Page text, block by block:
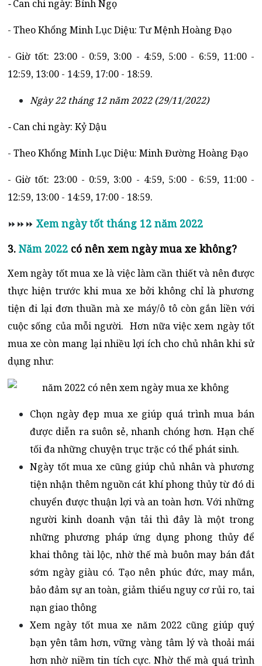
-Can chi ngày: Bính Ngọ
- Theo Khổng Minh Lục Diệu: Tư Mệnh Hoàng Đạo
- Giờ tốt: 23:00 - 0:59, 3:00 - 4:59, 5:00 - 6:59, 11:00 -
12:59, 13:00 - 14:59, 17:00 - 18:59.
Ngày 22 tháng 12 năm 2022 (29/11/2022)
-Can chi ngày: Kỷ Dậu
- Theo Khổng Minh Lục Diệu: Minh Đường Hoàng Đạo
- Giờ tốt: 23:00 - 0:59, 3:00 - 4:59, 5:00 - 6:59, 11:00 -
12:59, 13:00 - 14:59, 17:00 - 18:59.
⏩⏩⏩ Xem ngày tốt tháng 12 năm 2022
3. Năm 2022 có nên xem ngày mua xe không?
Xem ngày tốt mua xe là việc làm cần thiết và nên được
thực hiện trước khi mua xe bởi không chỉ là phương
tiện đi lại đơn thuần mà xe máy/ô tô còn gắn liền với
cuộc sống của mỗi người. Hơn nữa việc xem ngày tốt
mua xe còn mang lại nhiều lợi ích cho chủ nhân khi sử
dụng như:
Chọn ngày đẹp mua xe giúp quá trình mua bán
được diễn ra suôn sẻ, nhanh chóng hơn. Hạn chế
tối đa những chuyện trục trặc có thể phát sinh.
Ngày tốt mua xe cũng giúp chủ nhân và phương
tiện nhận thêm nguồn cát khí phong thủy từ đó di
chuyển được thuận lợi và an toàn hơn. Với những
người kinh doanh vận tải thì đây là một trong
những phương pháp ứng dụng phong thủy để
khai thông tài lộc, nhờ thế mà buôn may bán đắt
sớm ngày giàu có. Tạo nên phúc đức, may mắn,
bảo đảm sự an toàn, giảm thiểu nguy cơ rủi ro, tai
nạn giao thông
Xem ngày tốt mua xe năm 2022 cũng giúp quý
bạn yên tâm hơn, vững vàng tâm lý và thoải mái
hơn nhờ niềm tin tích cực. Nhờ thế mà quá trình